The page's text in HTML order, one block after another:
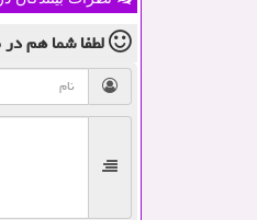
لطفا شما هم